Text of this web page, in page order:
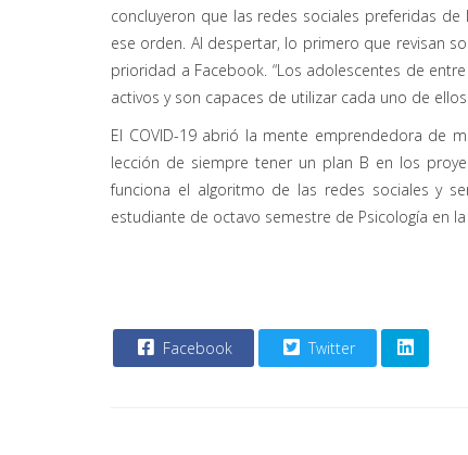
concluyeron que las redes sociales preferidas
ese orden. Al despertar, lo primero que revisan
prioridad a Facebook. “Los adolescentes de
activos y son capaces de utilizar cada uno de
El COVID-19 abrió la mente emprendedora de
lección de siempre tener un plan B en los
funciona el algoritmo de las redes sociales y
estudiante de octavo semestre de Psicología en la
Facebook Twitter